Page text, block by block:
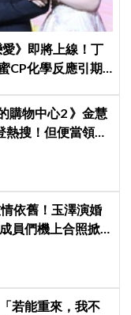
》即將上線！丁
CP化學反應引期
購物中心2 》金慧
熱搜！但便當領不
依舊！玉澤演婚
員們機上合照掀
若能重來，我不